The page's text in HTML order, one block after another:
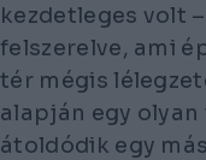
kezdetleges volt
felszerelve, ami
tér mégis
alapján egy
átoldódik egy